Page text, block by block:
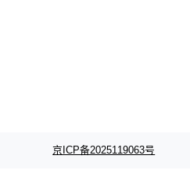
京ICP备2025119063号